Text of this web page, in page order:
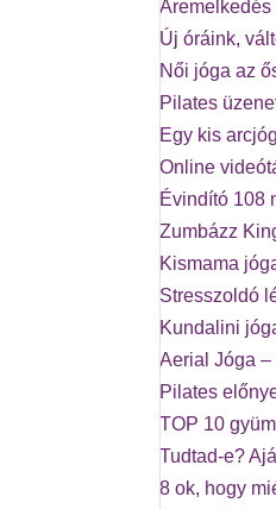
Áremelkedés
Új óráink,
Női jóga az
Pilates
Egy kis
Online
Évindító 108
Zumbázz
Kismama
Stresszoldó
Kundalini
Aerial Jóga
Pilates
TOP 10
Tudtad-e?
8 ok, hogy